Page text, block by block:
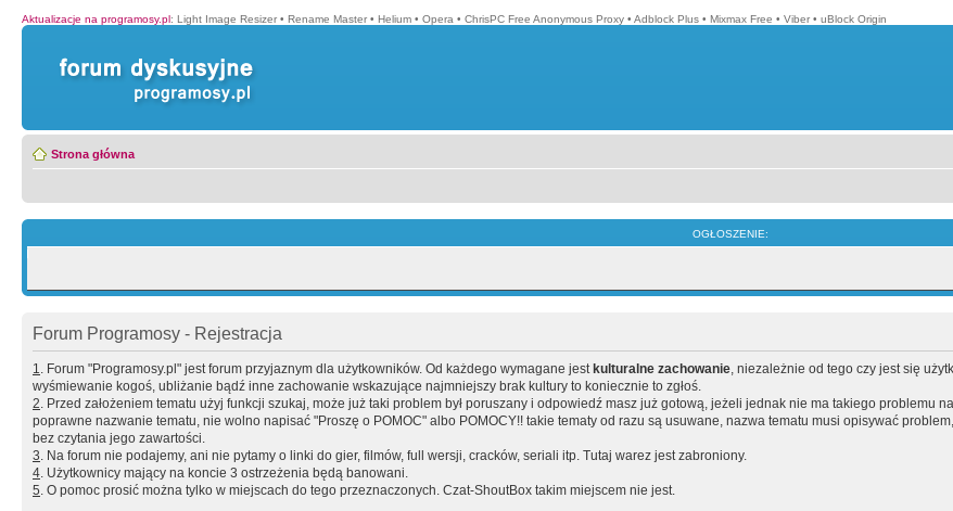
Aktualizacje na programosy.pl: Light Image Resizer • Rename Master • Helium • Opera • ChrisPC Free Anonymous Proxy • Adblock Plus • Mixmax Free • Viber • uBlock Origin
Strona główna
OGŁOSZENIE:
Forum Programosy - Rejestracja
1. Forum "Programosy.pl" jest forum przyjaznym dla użytkowników. Od każdego wymagane jest kulturalne zachowanie, niezależnie od tego czy jest się
wyśmiewanie kogoś, ubliżanie bądź inne zachowanie wskazujące najmniejszy brak kultury to koniecznie to zgłoś.
2. Przed założeniem tematu użyj funkcji szukaj, może już taki problem był poruszany i odpowiedź masz już gotową, jeżeli jednak nie ma takiego problemu
poprawne nazwanie tematu, nie wolno napisać "Proszę o POMOC" albo POMOCY!! takie tematy od razu są usuwane, nazwa tematu musi opisywać
bez czytania jego zawartości.
3. Na forum nie podajemy, ani nie pytamy o linki do gier, filmów, full wersji, cracków, seriali itp. Tutaj warez jest zabroniony.
4. Użytkownicy mający na koncie 3 ostrzeżenia będą banowani.
5. O pomoc prosić można tylko w miejscach do tego przeznaczonych. Czat-ShoutBox takim miejscem nie jest.